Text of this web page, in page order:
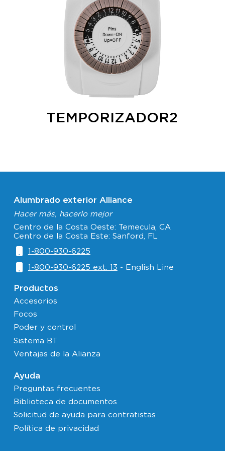
TEMPORIZADOR2
Alumbrado exterior Alliance
Hacer más, hacerlo mejor
Centro de la Costa Oeste: Temecula, CA
Centro de la Costa Este: Sanford, FL
1-800-930-6225
1-800-930-6225 ext. 13 - English Line
Productos
Accesorios
Focos
Poder y control
Sistema BT
Ventajas de la Alianza
Ayuda
Preguntas frecuentes
Biblioteca de documentos
Solicitud de ayuda para contratistas
Política de privacidad